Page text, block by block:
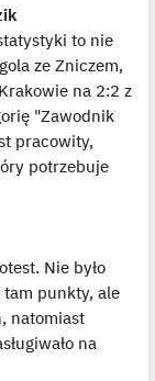
to nie
ze Zniczem,
na 2:2 z
"Zawodnik
pracowity,
potrzebuje
Nie było
tam punkty, ale
natomiast
na